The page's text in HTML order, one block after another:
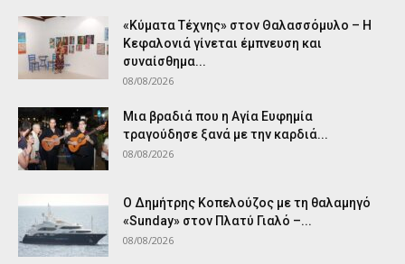
«Κύματα Τέχνης» στον Θαλασσόμυλο – Η
Κεφαλονιά γίνεται έμπνευση και
συναίσθημα...
08/08/2026
Μια βραδιά που η Αγία Ευφημία
τραγούδησε ξανά με την καρδιά...
08/08/2026
Ο Δημήτρης Κοπελούζος με τη θαλαμηγό
«Sunday» στον Πλατύ Γιαλό –...
08/08/2026